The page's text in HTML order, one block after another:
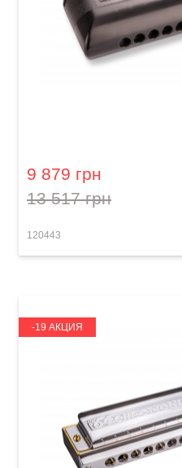
9 879 грн
13 517 грн
120443
-19 АКЦИЯ